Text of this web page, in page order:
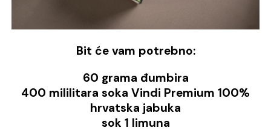
Bit će vam potrebno:
60 grama đumbira
400 mililitara soka Vindi Premium 100%
hrvatska jabuka
sok 1 limuna